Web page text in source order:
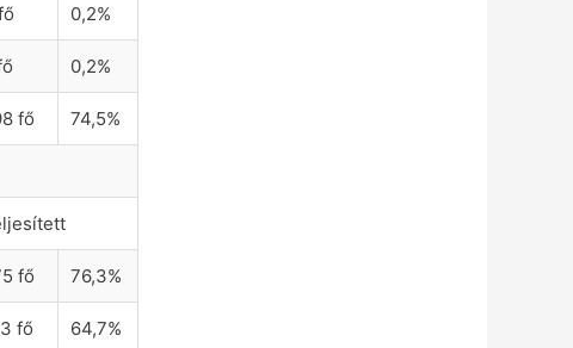
0,2%
0,2%
fő 74,5%
fő 76,3%
fő 64,7%